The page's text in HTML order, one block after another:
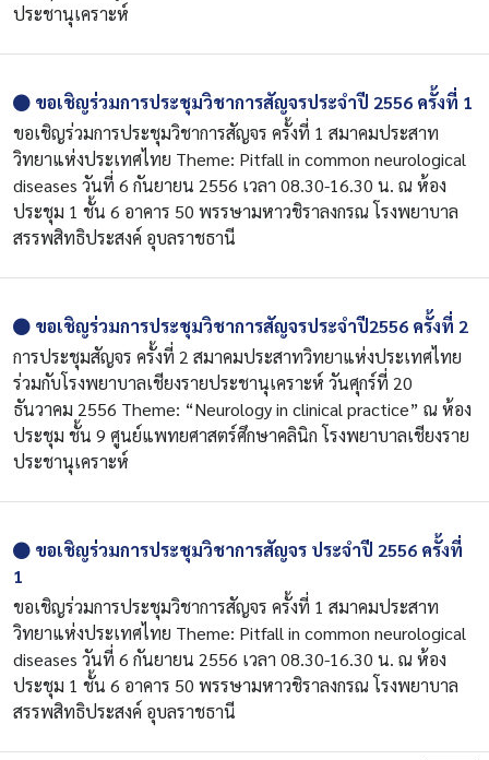
ประชานุเคราะห์
ขอเชิญร่วมการประชุมวิชาการสัญจรประจำปี 2556 ครั้งที่ 1
ขอเชิญร่วมการประชุมวิชาการสัญจร ครั้งที่ 1 สมาคมประสาท
วิทยาแห่งประเทศไทย Theme: Pitfall in common neurological
diseases วันที่ 6 กันยายน 2556 เวลา 08.30-16.30 น. ณ ห้อง
ประชุม 1 ชั้น 6 อาคาร 50 พรรษามหาวชิราลงกรณ โรงพยาบาล
สรรพสิทธิประสงค์ อุบลราชธานี
ขอเชิญร่วมการประชุมวิชาการสัญจรประจำปี2556 ครั้งที่ 2
การประชุมสัญจร ครั้งที่ 2 สมาคมประสาทวิทยาแห่งประเทศไทย
ร่วมกับโรงพยาบาลเชียงรายประชานุเคราะห์ วันศุกร์ที่ 20
ธันวาคม 2556 Theme: “Neurology in clinical practice” ณ ห้อง
ประชุม ชั้น 9 ศูนย์แพทยศาสตร์ศึกษาคลินิก โรงพยาบาลเชียงราย
ประชานุเคราะห์
ขอเชิญร่วมการประชุมวิชาการสัญจร ประจำปี 2556 ครั้งที่
1
ขอเชิญร่วมการประชุมวิชาการสัญจร ครั้งที่ 1 สมาคมประสาท
วิทยาแห่งประเทศไทย Theme: Pitfall in common neurological
diseases วันที่ 6 กันยายน 2556 เวลา 08.30-16.30 น. ณ ห้อง
ประชุม 1 ชั้น 6 อาคาร 50 พรรษามหาวชิราลงกรณ โรงพยาบาล
สรรพสิทธิประสงค์ อุบลราชธานี